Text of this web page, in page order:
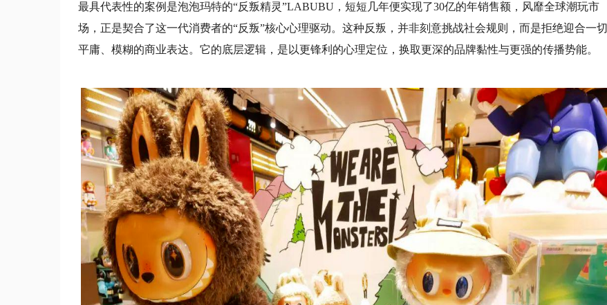
最具代表性的案例是泡泡玛特的“反叛精灵”LABUBU，短短几年便实现了30亿的年销售额，风靡全球潮玩市
场，正是契合了这一代消费者的“反叛”核心心理驱动。这种反叛，并非刻意挑战社会规则，而是拒绝迎合一切
平庸、模糊的商业表达。它的底层逻辑，是以更锋利的心理定位，换取更深的品牌黏性与更强的传播势能。